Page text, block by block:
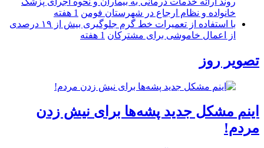
خانواده و نظام ارجاع در شهرستان فومن 1 هفته
با استفاده از تعمیرات خط گرم جلوگیری بیش از ۱۹ درصدی
از اعمال خاموشی برای مشتركان 1 هفته
تصویر روز
اینم مشکل جدید پشه‌ها برای نیش زدن
مردم!